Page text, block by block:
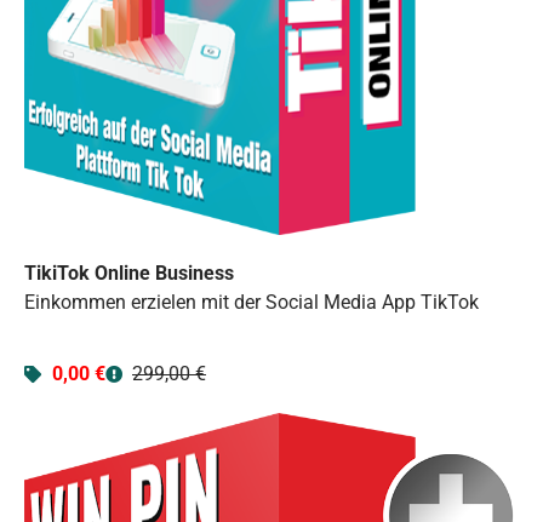
TikiTok Online Business
Einkommen erzielen mit der Social Media App TikTok
0,00 € 299,00 €